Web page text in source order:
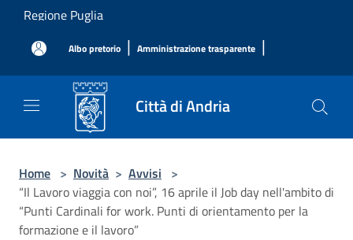
Salta al contenuto principale
Regione Puglia
Albo pretorio | Amministrazione trasparente |
Città di Andria
Home > Novità > Avvisi >
“Il Lavoro viaggia con noi”, 16 aprile il Job day nell'ambito di
“Punti Cardinali for work. Punti di orientamento per la
formazione e il lavoro”